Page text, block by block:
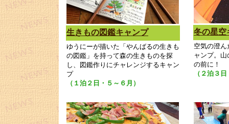
生きもの図鑑キャンプ
ゆうにーが描いた「やんばるの生きも
の図鑑」を持って森の生きものを探
し、図鑑作りにチャレンジするキャン
プ
（１泊２日・５～６月）
冬の星
空気の澄
ャンプ。
の前に！
（２泊３